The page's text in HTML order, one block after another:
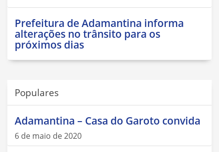
Prefeitura de Adamantina informa
alterações no trânsito para os
próximos dias
Populares
Adamantina – Casa do Garoto convida
6 de maio de 2020